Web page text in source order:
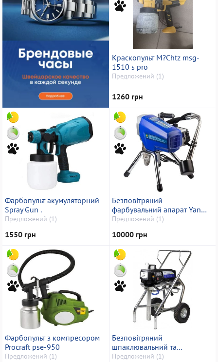
Краскопульт M?Chtz msg-
1510 s pro
Предложений (1)
1260 грн
Фарбопульт акумуляторний
Spray Gun .
Предложений (1)
1550 грн
Безповітряний
фарбувальний апарат Yan
Xiang yx 595
Предложений (1)
10000 грн
Фарбопульт з компресором
Procraft pse-950
Предложений (1)
Безповітряний
шпаклювальний та
фарбувальний апарат Dino-
Предложений (1)